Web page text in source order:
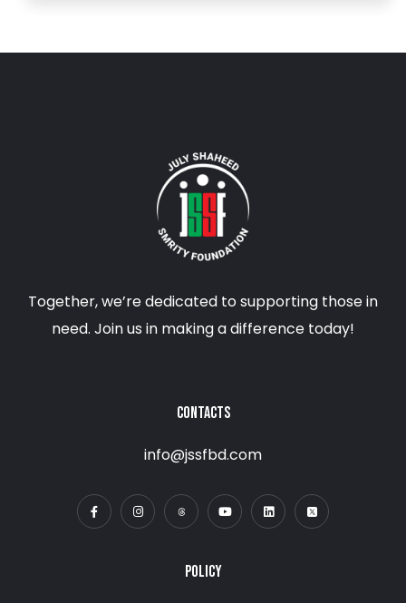
Together, we’re dedicated to supporting those in
need. Join us in making a difference today!
CONTACTS
info@jssfbd.com
POLICY